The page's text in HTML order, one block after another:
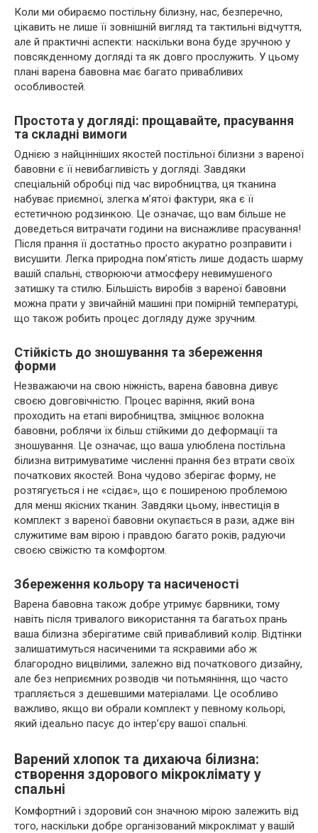
Коли ми обираємо постільну білизну, нас, безперечно,
цікавить не лише її зовнішній вигляд та тактильні відчуття,
але й практичні аспекти: наскільки вона буде зручною у
повсякденному догляді та як довго прослужить. У цьому
плані варена бавовна має багато привабливих
особливостей.
Простота у догляді: прощавайте, прасування
та складні вимоги
Однією з найцінніших якостей постільної білизни з вареної
бавовни є її невибагливість у догляді. Завдяки
спеціальній обробці під час виробництва, ця тканина
набуває приємної, злегка м’ятої фактури, яка є її
естетичною родзинкою. Це означає, що вам більше не
доведеться витрачати години на виснажливе прасування!
Після прання її достатньо просто акуратно розправити і
висушити. Легка природна пом’ятість лише додасть шарму
вашій спальні, створюючи атмосферу невимушеного
затишку та стилю. Більшість виробів з вареної бавовни
можна прати у звичайній машині при помірній температурі,
що також робить процес догляду дуже зручним.
Стійкість до зношування та збереження
форми
Незважаючи на свою ніжність, варена бавовна дивує
своєю довговічністю. Процес варіння, який вона
проходить на етапі виробництва, зміцнює волокна
бавовни, роблячи їх більш стійкими до деформації та
зношування. Це означає, що ваша улюблена постільна
білизна витримуватиме численні прання без втрати своїх
початкових якостей. Вона чудово зберігає форму, не
розтягується і не «сідає», що є поширеною проблемою
для менш якісних тканин. Завдяки цьому, інвестиція в
комплект з вареної бавовни окупається в рази, адже він
служитиме вам вірою і правдою багато років, радуючи
своєю свіжістю та комфортом.
Збереження кольору та насиченості
Варена бавовна також добре утримує барвники, тому
навіть після тривалого використання та багатьох прань
ваша білизна зберігатиме свій привабливий колір. Відтінки
залишатимуться насиченими та яскравими або ж
благородно вицвілими, залежно від початкового дизайну,
але без неприємних розводів чи потьмяніння, що часто
трапляється з дешевшими матеріалами. Це особливо
важливо, якщо ви обрали комплект у певному кольорі,
який ідеально пасує до інтер’єру вашої спальні.
Варений хлопок та дихаюча білизна:
створення здорового мікроклімату у
спальні
Комфортний і здоровий сон значною мірою залежить від
того, наскільки добре організований мікроклімат у вашій